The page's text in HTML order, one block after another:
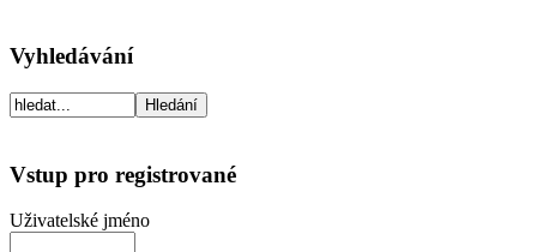
Vyhledávání
Vstup pro registrované
Uživatelské jméno